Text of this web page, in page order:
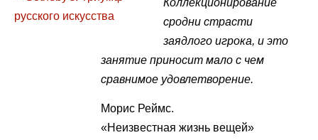
сродни страсти
заядлого игрока, и это
занятие приносит мало с чем
сравнимое удовлетворение.
Морис Реймс.
«Неизвестная жизнь вещей»